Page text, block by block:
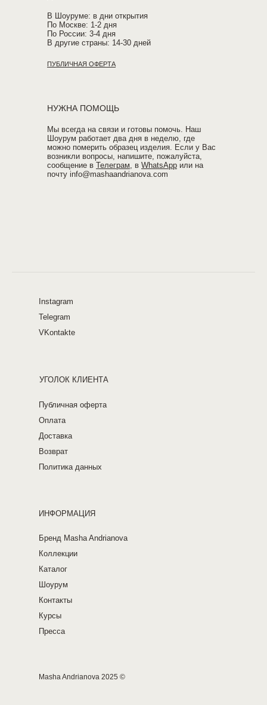
НУЖНА ПОМОЩЬ
Мы всегда на связи и готовы помочь. Наш
Шоурум работает два дня в неделю, где
можно померить образец изделия. Если у Вас
возникли вопросы, напишите, пожалуйста,
сообщение в Телеграм, в WhatsApp или на
почту info@mashaandrianova.com
ПУБЛИЧНАЯ ОФЕРТА
В Шоуруме: в дни открытия
По Москве: 1-2 дня
По России: 3-4 дня
В другие страны: 14-30 дней
УГОЛОК КЛИЕНТА
Публичная оферта
Оплата
Доставка
Возврат
Политика данных
Instagram
Telegram
VKontakte
ИНФОРМАЦИЯ
Бренд Masha Andrianova
Коллекции
Каталог
Шоурум
Контакты
Курсы
Пресса
Masha Andrianova 2025 ©